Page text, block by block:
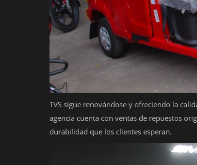
TVS sigue renovándose y ofreciendo la
agencia cuenta con ventas de repuestos
durabilidad que los clientes esperan.